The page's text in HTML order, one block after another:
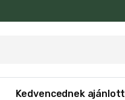
Kedvencednek ajánlott